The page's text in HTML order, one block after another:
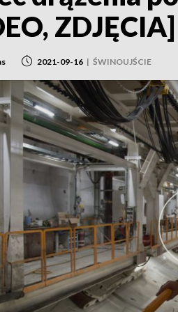
ZDJĘCIA]
2021-09-16 | ŚWINOUJŚCIE